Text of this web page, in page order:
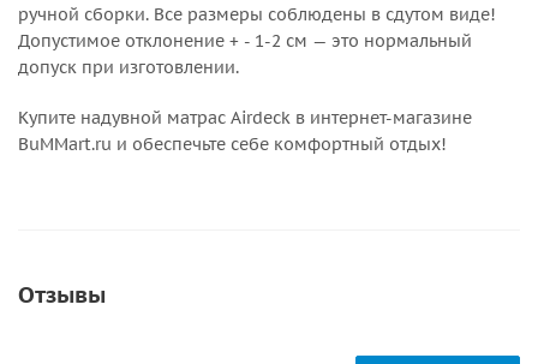
ручной сборки. Все размеры соблюдены в сдутом виде!
Допустимое отклонение + - 1-2 см — это нормальный
допуск при изготовлении.
Купите надувной матрас Airdeck в интернет-магазине
BuMMart.ru и обеспечьте себе комфортный отдых!
Отзывы